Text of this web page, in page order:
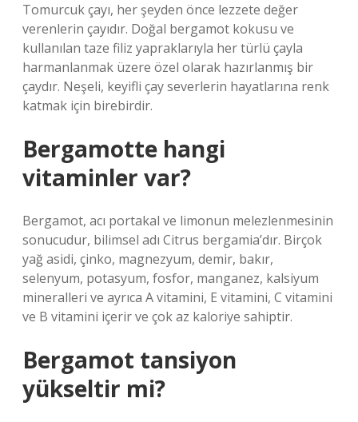
Tomurcuk çayı, her şeyden önce lezzete değer
verenlerin çayıdır. Doğal bergamot kokusu ve
kullanılan taze filiz yapraklarıyla her türlü çayla
harmanlanmak üzere özel olarak hazırlanmış bir
çaydır. Neşeli, keyifli çay severlerin hayatlarına renk
katmak için birebirdir.
Bergamotte hangi
vitaminler var?
Bergamot, acı portakal ve limonun melezlenmesinin
sonucudur, bilimsel adı Citrus bergamia’dır. Birçok
yağ asidi, çinko, magnezyum, demir, bakır,
selenyum, potasyum, fosfor, manganez, kalsiyum
mineralleri ve ayrıca A vitamini, E vitamini, C vitamini
ve B vitamini içerir ve çok az kaloriye sahiptir.
Bergamot tansiyon
yükseltir mi?